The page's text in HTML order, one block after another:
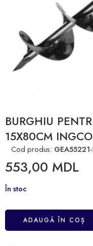
BURGHIU
15X80CM INGCO
Cod produs:
553,00 MDL
În stoc
ADAUGĂ ÎN COȘ